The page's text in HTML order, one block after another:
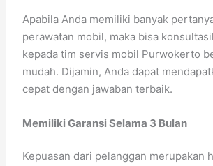
Apabila Anda memiliki banyak
perawatan mobil, maka bisa
kepada tim servis mobil Purwokerto
mudah. Dijamin, Anda dapat
cepat dengan jawaban terbaik.
Memiliki Garansi Selama 3 Bulan
Kepuasan dari pelanggan merupakan